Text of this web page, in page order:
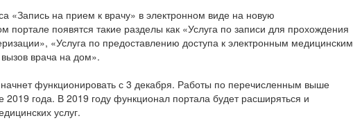
«Запись на прием к врачу» в электронном виде на новую
появятся такие разделы как «Услуга по записи для прохождения
«Услуга по предоставлению доступа к электронным медицинским
врача на дом».
начнет функционировать с 3 декабря. Работы по перечисленным выше
года. В 2019 году функционал портала будет расширяться и
услуг.